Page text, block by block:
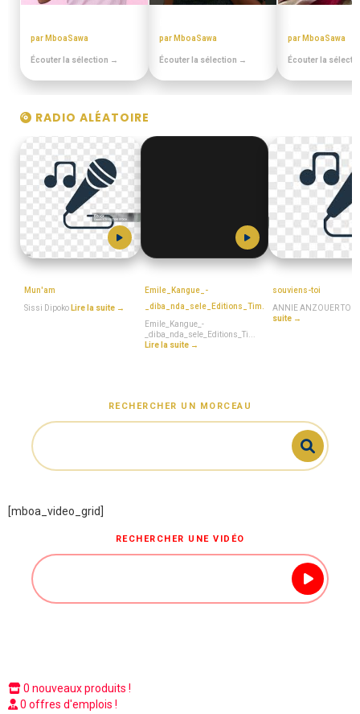
par MboaSawa
Écouter la sélection →
par MboaSawa
Écouter la sélection →
par MboaSawa
Écouter la
RADIO ALÉATOIRE
Mun'am
Sissi Dipoko Lire la suite →
Emile_Kangue_-
_diba_nda_sele_Editions_Tim.
Emile_Kangue_-
_diba_nda_sele_Editions_Ti...
Lire la suite →
souviens-toi
ANNIE ANZOUER TOM
suite →
RECHERCHER UN MORCEAU
[mboa_video_grid]
RECHERCHER UNE VIDÉO
0 nouveaux produits !
0 offres d'emplois !